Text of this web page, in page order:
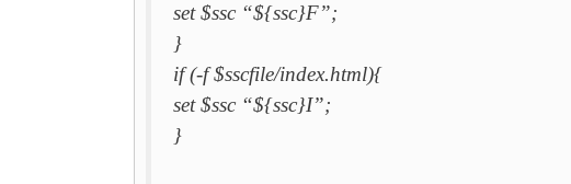
set $ssc “${ssc}F”;
}
if (-f $sscfile/index.html){
set $ssc “${ssc}I”;
}